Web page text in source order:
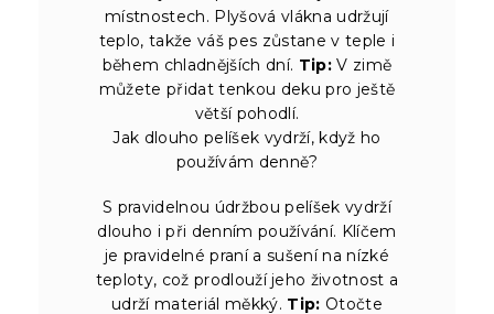
místnostech. Plyšová vlákna udržují
teplo, takže váš pes zůstane v teple i
během chladnějších dní. Tip: V zimě
můžete přidat tenkou deku pro ještě
větší pohodlí.
Jak dlouho pelíšek vydrží, když ho
používám denně?
S pravidelnou údržbou pelíšek vydrží
dlouho i při denním používání. Klíčem
je pravidelné praní a sušení na nízké
teploty, což prodlouží jeho životnost a
udrží materiál měkký. Tip: Otočte